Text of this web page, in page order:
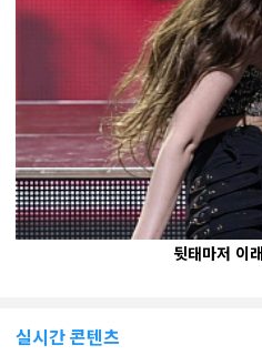
뒷태마저 이
실시간 콘텐츠